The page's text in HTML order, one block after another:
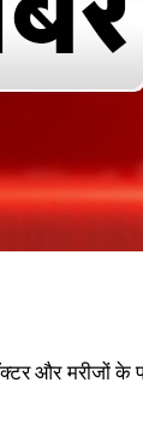
और मरीजों के